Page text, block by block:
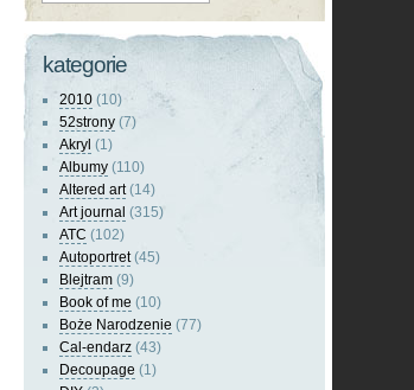
kategorie
2010 (10)
52strony (7)
Akryl (1)
Albumy (110)
Altered art(14)
Art journal (315)
ATC (102)
Autoportret(45)
Blejtram (9)
Book of me (10)
Boże Narodzenie (77)
Cal-endarz (43)
Decoupage (1)